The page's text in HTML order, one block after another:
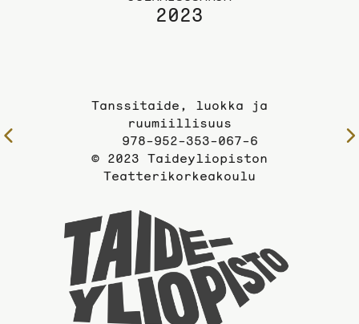
2023
Tanssitaide, luokka ja
ruumiillisuus
978-952-353-067-6
© 2023 Taideyliopiston
Teatterikorkeakoulu